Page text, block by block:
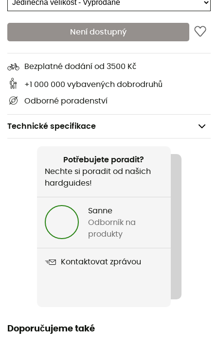
Není dostupný
Bezplatné dodání od 3500 Kč
+1 000 000 vybavených dobrodruhů
Odborné poradenství
Technické specifikace
Sportovní lezení / Via ferrata / Horolezectví
Název produktu
Am'D Twist Lock
Label
Potřebujete poradit?
Nechte si poradit od našich
hardguides!
Sanne
Odborník na
produkty
Kontaktovat zprávou
Doporučujeme také